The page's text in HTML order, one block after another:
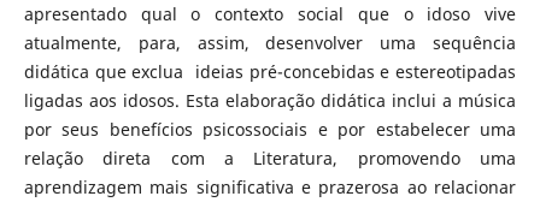
apresentado qual o contexto social que o idoso vive
atualmente, para, assim, desenvolver uma sequência
didática que exclua ideias pré-concebidas e estereotipadas
ligadas aos idosos. Esta elaboração didática inclui a música
por seus benefícios psicossociais e por estabelecer uma
relação direta com a Literatura, promovendo uma
aprendizagem mais significativa e prazerosa ao relacionar